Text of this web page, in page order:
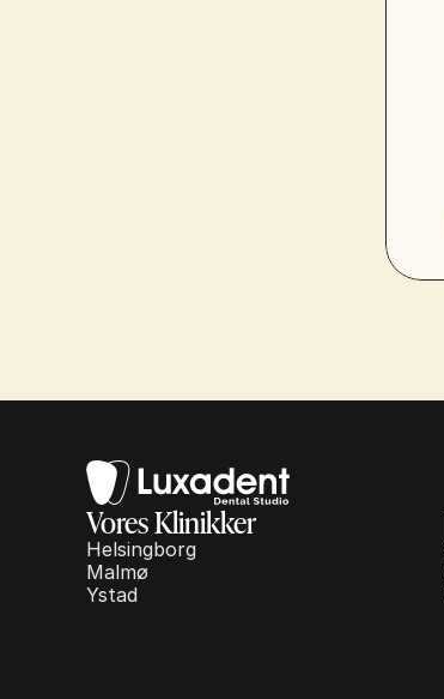
Vores Klinikker
Helsingborg
Malmø
Ystad